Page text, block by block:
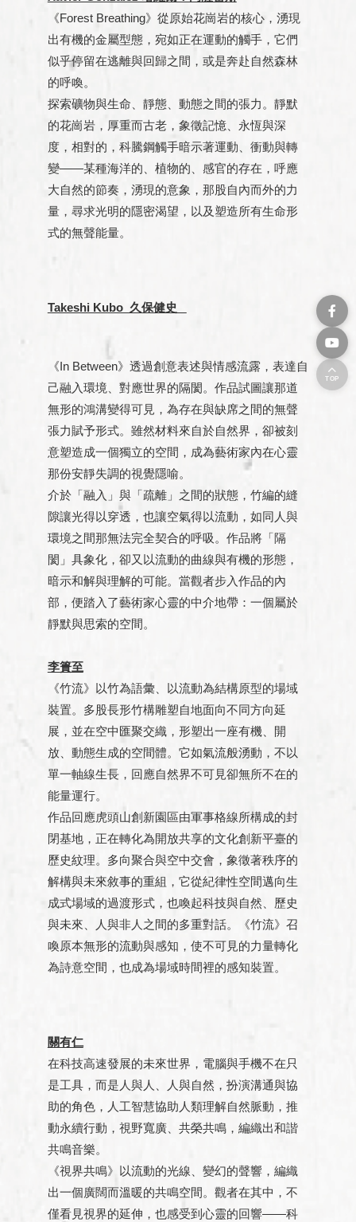
《Forest Breathing》從原始花崗岩的核心，湧現
出有機的金屬型態，宛如正在運動的觸手，它們
似乎停留在逃離與回歸之間，或是奔赴自然森林
的呼喚。
探索礦物與生命、靜態、動態之間的張力。靜默
的花崗岩，厚重而古老，象徵記憶、永恆與深
度，相對的，科騰鋼觸手暗示著運動、衝動與轉
變——某種海洋的、植物的、感官的存在，呼應
大自然的節奏，湧現的意象，那股自內而外的力
量，尋求光明的隱密渴望，以及塑造所有生命形
式的無聲能量。
Takeshi Kubo 久保健史
《In Between》透過創意表述與情感流露，表達自
己融入環境、對應世界的隔閡。作品試圖讓那道
無形的鴻溝變得可見，為存在與缺席之間的無聲
張力賦予形式。雖然材料來自於自然界，卻被刻
意塑造成一個獨立的空間，成為藝術家內在心靈
那份安靜失調的視覺隱喻。
介於「融入」與「疏離」之間的狀態，竹編的縫
隙讓光得以穿透，也讓空氣得以流動，如同人與
環境之間那無法完全契合的呼吸。作品將「隔
閡」具象化，卻又以流動的曲線與有機的形態，
暗示和解與理解的可能。當觀者步入作品的內
部，便踏入了藝術家心靈的中介地帶：一個屬於
靜默與思索的空間。
李簣至
《竹流》以竹為語彙、以流動為結構原型的場域
裝置。多股長形竹構雕塑自地面向不同方向延
展，並在空中匯聚交織，形塑出一座有機、開
放、動態生成的空間體。它如氣流般湧動，不以
單一軸線生長，回應自然界不可見卻無所不在的
能量運行。
作品回應虎頭山創新園區由軍事格線所構成的封
閉基地，正在轉化為開放共享的文化創新平臺的
歷史紋理。多向聚合與空中交會，象徵著秩序的
解構與未來敘事的重組，它從紀律性空間邁向生
成式場域的過渡形式，也喚起科技與自然、歷史
與未來、人與非人之間的多重對話。《竹流》召
喚原本無形的流動與感知，使不可見的力量轉化
為詩意空間，也成為場域時間裡的感知裝置。
關有仁
在科技高速發展的未來世界，電腦與手機不在只
是工具，而是人與人、人與自然，扮演溝通與協
助的角色，人工智慧協助人類理解自然脈動，推
動永續行動，視野寬廣、共榮共鳴，編織出和諧
共鳴音樂。
《視界共鳴》以流動的光線、變幻的聲響，編織
出一個廣闊而溫暖的共鳴空間。觀者在其中，不
僅看見視界的延伸，也感受到心靈的回響——科
TOP